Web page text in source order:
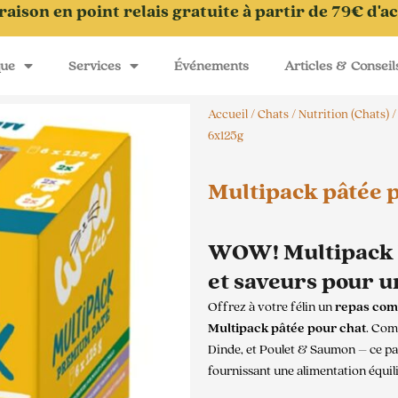
en point relais gratuite à partir de 79€
Services Événements Articles &
Accueil/Chats/Nutrition (Chats)/
6x125g
Multipack pâtée
WOW! Multipack
et saveurs pour
Offrez à votre félin unrepas
Multipack pâtée pour chat.
Dinde, et Poulet & Saumon – ce
fournissant une alimentation